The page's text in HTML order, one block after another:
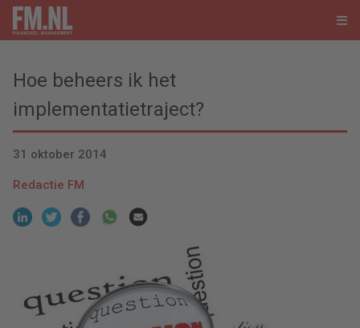
Hoe beheers ik het
implementatietraject?
31 oktober 2014
Redactie FM